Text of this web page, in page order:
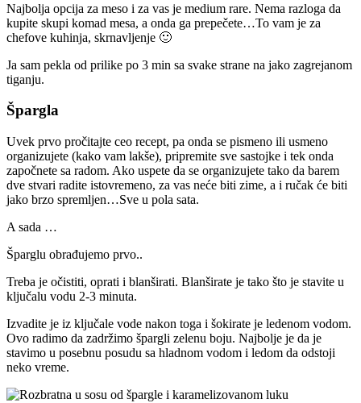
Najbolja opcija za meso i za vas je medium rare. Nema razloga da
kupite skupi komad mesa, a onda ga prepečete…To vam je za
chefove kuhinja, skrnavljenje 🙂
Ja sam pekla od prilike po 3 min sa svake strane na jako zagrejanom
tiganju.
Špargla
Uvek prvo pročitajte ceo recept, pa onda se pismeno ili usmeno
organizujete (kako vam lakše), pripremite sve sastojke i tek onda
započnete sa radom. Ako uspete da se organizujete tako da barem
dve stvari radite istovremeno, za vas neće biti zime, a i ručak će biti
jako brzo spremljen…Sve u pola sata.
A sada …
Šparglu obrađujemo prvo..
Treba je očistiti, oprati i blanširati. Blanširate je tako što je stavite u
ključalu vodu 2-3 minuta.
Izvadite je iz ključale vode nakon toga i šokirate je ledenom vodom.
Ovo radimo da zadržimo špargli zelenu boju. Najbolje je da je
stavimo u posebnu posudu sa hladnom vodom i ledom da odstoji
neko vreme.